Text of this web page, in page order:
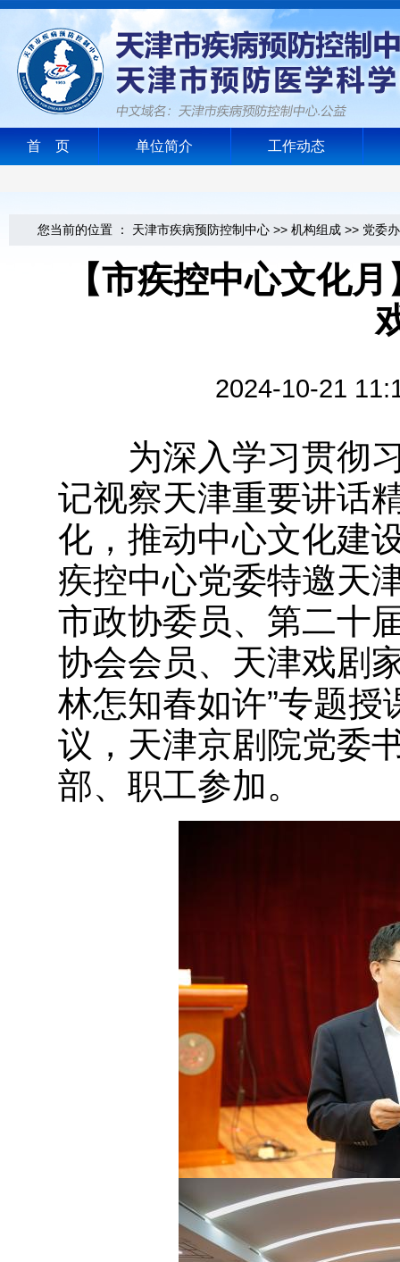
首 页 单位简介 工作动态
您当前的位置 ： 天津市疾病预防控制中心 >> 机构组成 >> 党委
【市疾控中心文化
2024-10-21
为深入学习贯彻习
记视察天津重要讲话
化，推动中心文化建
疾控中心党委特邀天
市政协委员、第二十
协会会员、天津戏剧
林怎知春如许”专题
议，天津京剧院党委
部、职工参加。